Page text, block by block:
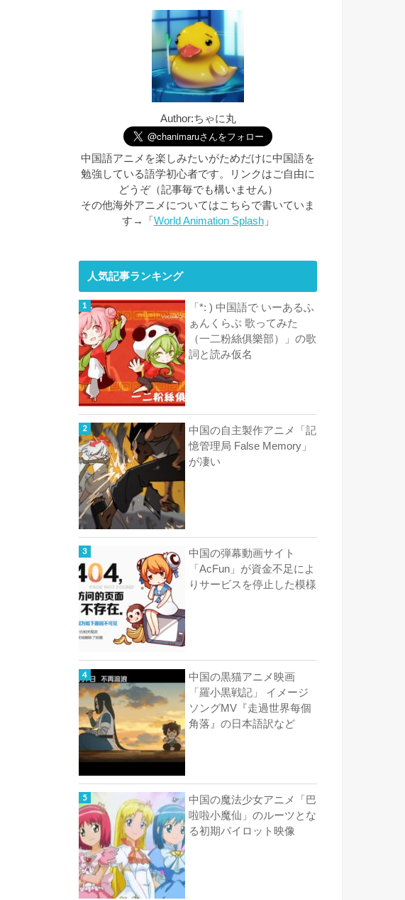
Author:ちゃに丸
中国語アニメを楽しみたいがためだけに中国語を
勉強している語学初心者です。リンクはご自由に
どうぞ（記事毎でも構いません）
その他海外アニメについてはこちらで書いていま
す→「 World Animation Splash」
人気記事ランキング
「*: ) 中国語で いーあるふ
ぁんくらぶ 歌ってみた
（一二粉絲俱樂部）」の歌
詞と読み仮名
中国の自主製作アニメ「記
憶管理局 False Memory」
が凄い
中国の弾幕動画サイト
「AcFun」が資金不足によ
りサービスを停止した模様
中国の黒猫アニメ映画
「羅小黒戦記」 イメージ
ソングMV『走過世界每個
角落』の日本語訳など
中国の魔法少女アニメ「巴
啦啦小魔仙」のルーツとな
る初期パイロット映像